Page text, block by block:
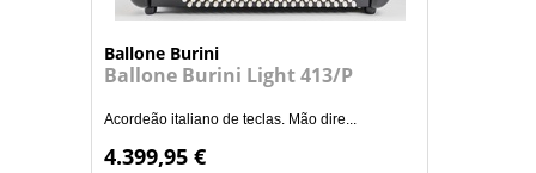
Ballone Burini
Ballone Burini Light 413/P
Acordeão italiano de teclas. Mão dire...
4.399,95 €